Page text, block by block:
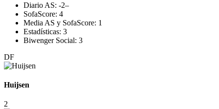
Diario AS: -2–
SofaScore: 4
Media AS y SofaScore: 1
Estadísticas: 3
Biwenger Social: 3
DF
Huijsen
2